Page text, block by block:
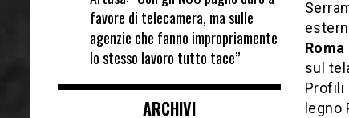
Roma
sul
Profili
favore di telecamera, ma sulle
agenzie che fanno impropriamente
lo stesso lavoro tutto tace”
ARCHIVI